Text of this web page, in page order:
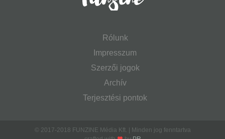
Rólunk
Impresszum
Szerzői jogok
Archív
Terjesztési pontok
© 2017-2018 FUNZINE Média Kft. | Minden jog fenntartva